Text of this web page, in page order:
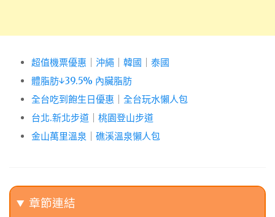
超值機票優惠 沖繩 韓國
泰國
體脂肪↓39.5% 內臟脂肪
全台吃到飽生日優惠
全台玩水懶人包
台北.新北步道
桃園登山步道
金山萬里溫泉
礁溪溫泉懶人包
章節連結